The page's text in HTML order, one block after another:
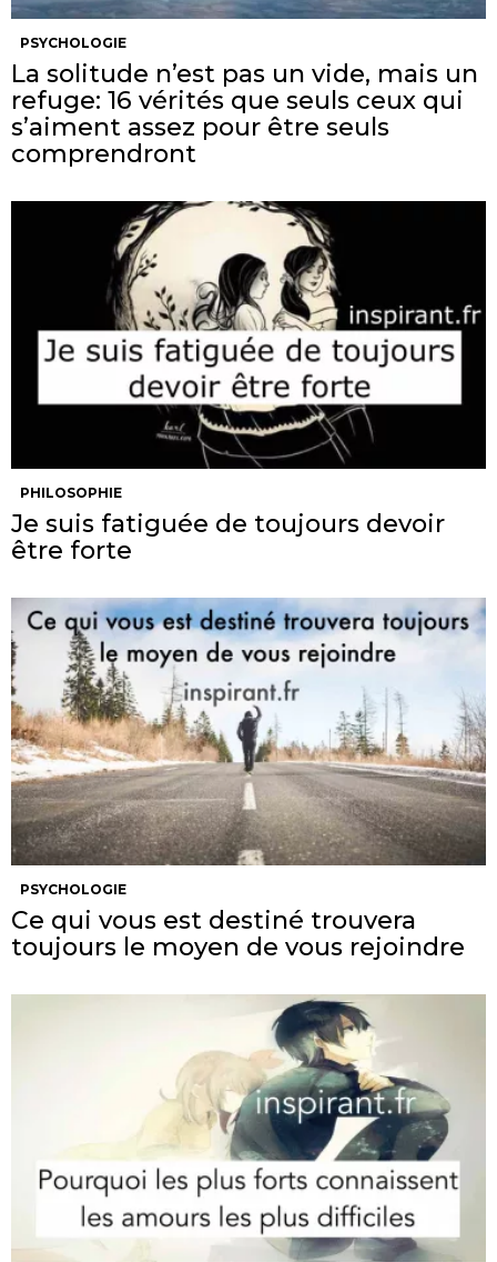
PSYCHOLOGIE
La solitude n’est pas un vide, mais un
refuge: 16 vérités que seuls ceux qui
s’aiment assez pour être seuls
comprendront
PHILOSOPHIE
Je suis fatiguée de toujours devoir
être forte
PSYCHOLOGIE
Ce qui vous est destiné trouvera
toujours le moyen de vous rejoindre